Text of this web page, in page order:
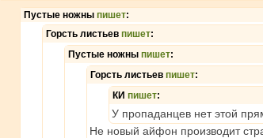
Пустые ножны пишет:
Горсть листьев пишет:
Пустые ножны пишет:
Горсть листьев пишет:
КИ пишет:
У пропаданцев нет этой
Не новый айфон производит